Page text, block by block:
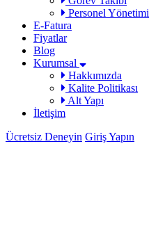
Personel Yönetimi
E-Fatura
Fiyatlar
Blog
Kurumsal
Hakkımızda
Kalite Politikası
Alt Yapı
İletişim
Ücretsiz Deneyin Giriş Yapın